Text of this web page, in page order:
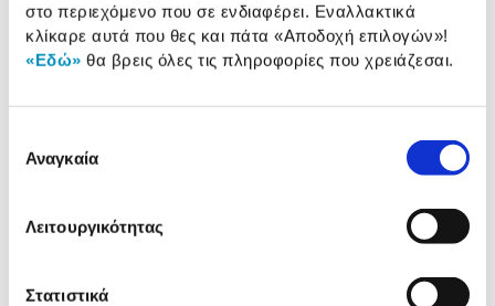
στο περιεχόμενο που σε ενδιαφέρει. Εναλλακτικά
κλίκαρε αυτά που θες και πάτα «Αποδοχή επιλογών»!
«Εδώ» θα βρεις όλες τις πληροφορίες που χρειάζεσαι.
συγκατάθεσης
Αναγκαία
Λειτουργικότητας
Στατιστικά
Jura Λευκό Ψυγείο Γάλακτος 0.6